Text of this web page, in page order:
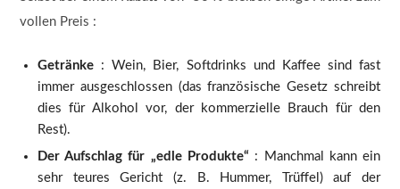
vollen Preis :
Getränke: Wein, Bier, Softdrinks und Kaffee sind fast
immer ausgeschlossen (das französische Gesetz schreibt
dies für Alkohol vor, der kommerzielle Brauch für den
Rest).
Der Aufschlag für „edle Produkte“ : Manchmal kann ein
sehr teures Gericht (z. B. Hummer, Trüffel) auf der